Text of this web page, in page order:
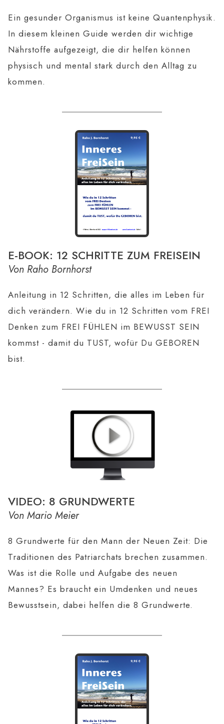
Ein gesunder Organismus ist keine Quantenphysik.
In diesem kleinen Guide werden dir wichtige
Nährstoffe aufgezeigt, die dir helfen können
physisch und mental stark durch den Alltag zu
kommen.
E-BOOK: 12 SCHRITTE ZUM FREISEIN
Von Raho Bornhorst
Anleitung in 12 Schritten, die alles im Leben für
dich verändern. Wie du in 12 Schritten vom FREI
Denken zum FREI FÜHLEN im BEWUSST SEIN
kommst - damit du TUST, wofür Du GEBOREN
bist.
VIDEO: 8 GRUNDWERTE
Von Mario Meier
8 Grundwerte für den Mann der Neuen Zeit: Die
Traditionen des Patriarchats brechen zusammen.
Was ist die Rolle und Aufgabe des neuen
Mannes? Es braucht ein Umdenken und neues
Bewusstsein, dabei helfen die 8 Grundwerte.